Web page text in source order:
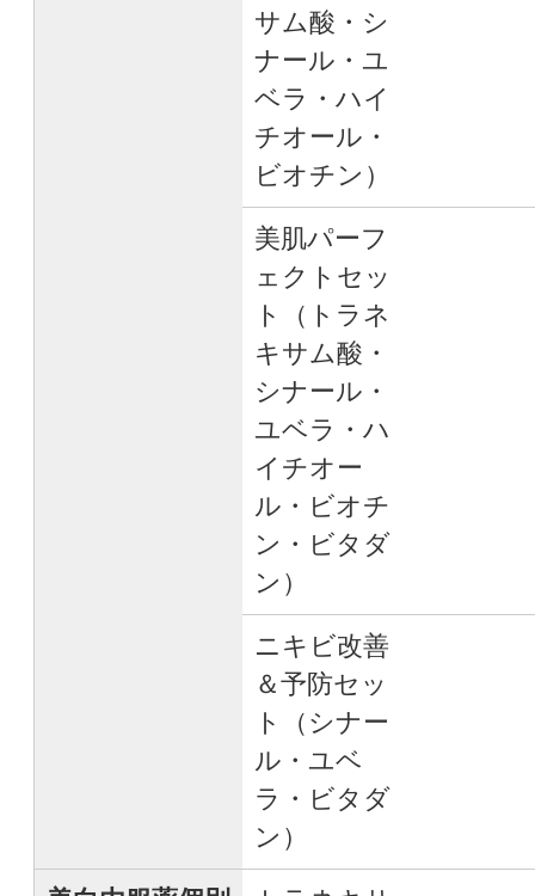
サム酸・シ
ナール・ユ
ベラ・ハイ
チオール・
ビオチン）
美肌パーフ
ェクトセッ
ト（トラネ
キサム酸・
シナール・
ユベラ・ハ
イチオー
ル・ビオチ
ン・ビタダ
ン）
ニキビ改善
＆予防セッ
ト（シナー
ル・ユベ
ラ・ビタダ
ン）